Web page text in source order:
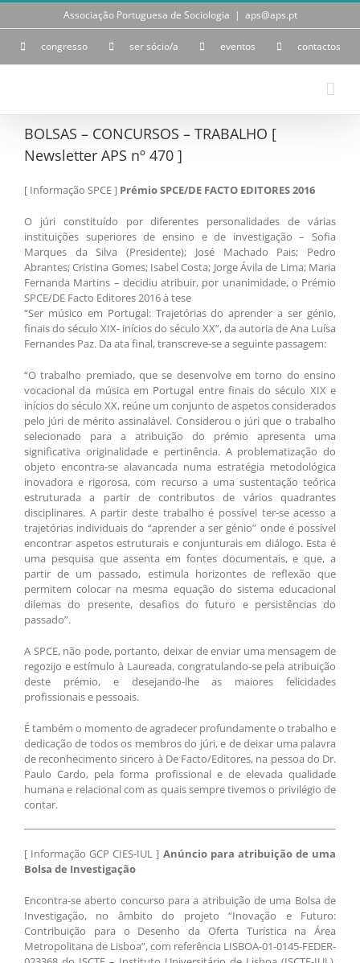
Skip
Associação Portuguesa de Sociologia | aps@aps.pt
congresso ser sócio/a eventos contactos
BOLSAS – CONCURSOS – TRABALHO [
Newsletter APS nº 470 ]
[ Informação SPCE ] Prémio SPCE/DE FACTO EDITORES 2016
O júri constituído por diferentes personalidades de várias
instituições superiores de ensino e de investigação – Sofia
Marques da Silva (Presidente); José Machado Pais; Pedro
Abrantes; Cristina Gomes; Isabel Costa; Jorge Ávila de Lima; Maria
Fernanda Martins – decidiu atribuir, por unanimidade, o Prémio
SPCE/DE Facto Editores 2016 à tese
“Ser músico em Portugal: Trajetórias do aprender a ser génio,
finais do século XIX- inícios do século XX”, da autoria de Ana Luísa
Fernandes Paz. Da ata final, transcreve-se a seguinte passagem:
“O trabalho premiado, que se desenvolve em torno do ensino
vocacional da música em Portugal entre finais do século XIX e
inícios do século XX, reúne um conjunto de aspetos considerados
pelo júri de mérito assinalável. Considerou o júri que o trabalho
selecionado para a atribuição do prémio apresenta uma
significativa originalidade e pertinência. A problematização do
objeto encontra-se alavancada numa estratégia metodológica
inovadora e rigorosa, com recurso a uma sustentação teórica
estruturada a partir de contributos de vários quadrantes
disciplinares. A partir deste trabalho é possível ter-se acesso a
trajetórias individuais do “aprender a ser génio” onde é possível
encontrar aspetos estruturais e conjunturais em diálogo. Esta é
uma pesquisa que assenta em fontes documentais, e que, a
partir de um passado, estimula horizontes de reflexão que
permitem colocar na mesma equação do sistema educacional
dilemas do presente, desafios do futuro e persistências do
passado”.
A SPCE, não pode, portanto, deixar de enviar uma mensagem de
regozijo e estímulo à Laureada, congratulando-se pela atribuição
deste prémio, e desejando-lhe as maiores felicidades
profissionais e pessoais.
É também o momento de agradecer profundamente o trabalho e
dedicação de todos os membros do júri, e de deixar uma palavra
de reconhecimento sincero à De Facto/Editores, na pessoa do Dr.
Paulo Cardo, pela forma profissional e de elevada qualidade
humana e relacional com as quais sempre tivemos o privilégio de
contar.
[ Informação GCP CIES-IUL ] Anúncio para atribuição de uma
Bolsa de Investigação
Encontra-se aberto concurso para a atribuição de uma Bolsa de
Investigação, no âmbito do projeto “Inovação e Futuro:
Contribuição para o Desenho da Oferta Turística na Área
Metropolitana de Lisboa”, com referência LISBOA-01-0145-FEDER-